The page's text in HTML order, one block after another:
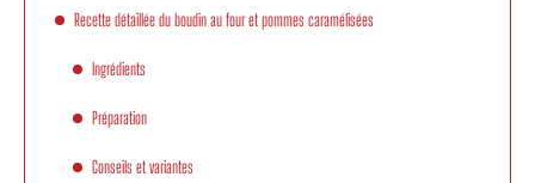
Recette détaillée du boudin au four et pommes caramélisées
Ingrédients
Préparation
Conseils et variantes